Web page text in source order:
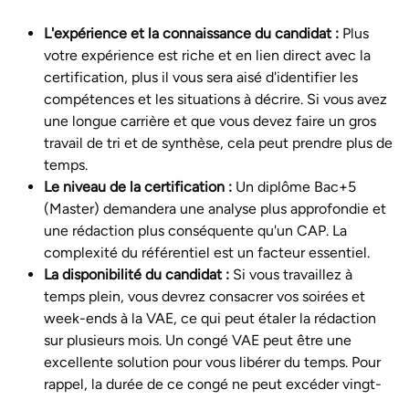
L'expérience et la connaissance du candidat : Plus
votre expérience est riche et en lien direct avec la
certification, plus il vous sera aisé d'identifier les
compétences et les situations à décrire. Si vous avez
une longue carrière et que vous devez faire un gros
travail de tri et de synthèse, cela peut prendre plus de
temps.
Le niveau de la certification : Un diplôme Bac+5
(Master) demandera une analyse plus approfondie et
une rédaction plus conséquente qu'un CAP. La
complexité du référentiel est un facteur essentiel.
La disponibilité du candidat : Si vous travaillez à
temps plein, vous devrez consacrer vos soirées et
week-ends à la VAE, ce qui peut étaler la rédaction
sur plusieurs mois. Un congé VAE peut être une
excellente solution pour vous libérer du temps. Pour
rappel, la durée de ce congé ne peut excéder vingt-